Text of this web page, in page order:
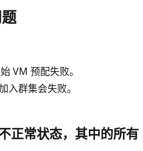
VM 预配失败。
入群集会失败。
正常状态，其中的所有